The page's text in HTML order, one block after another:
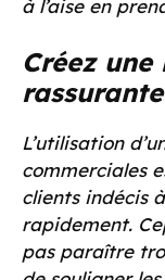
à l’aise en
Créez
rassurante
L’utilisation
commerciales
clients indécis
rapidement.
pas paraître